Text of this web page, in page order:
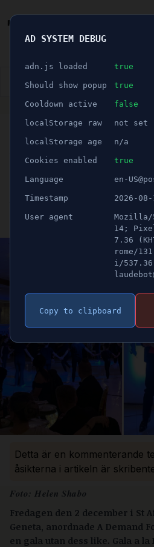
👮🏻‍♂️ BLÅLJUS ÅSIKTER SPORT
ANNONS
SÖDERTÄLJE KOMMUN
Helen Shabo:
till behövande -
Demand For
Publicerad 4 december 2022 06:00
Uppdaterad 21 juni 2026 12:30
Detta är en kommenterande
åsikterna i artikeln är
Foto: Helen Shabo
Fredagen den 2 december i St
Geneta, anordnade A Demand
en gala utan dess like. Gala a la
AD SYSTEM DEBUG
adn.js loaded true
Should show popup true
Cooldown active false
localStorage raw not set
localStorage age n/a
Cookies enabled true
Language en-
Timestamp 2026-
User agent
Mozilla/
14;
7.36
rome/
i/
Copy to clipboard